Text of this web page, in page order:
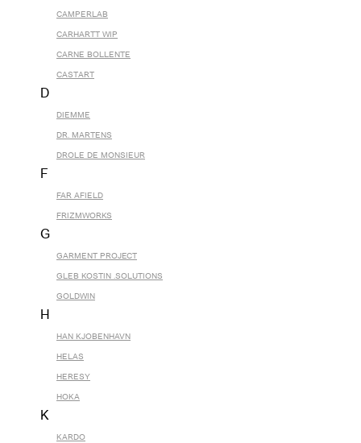
CAMPERLAB
CARHARTT WIP
CARNE BOLLENTE
CASTART
D
DIEMME
DR. MARTENS
DROLE DE MONSIEUR
F
FAR AFIELD
FRIZMWORKS
G
GARMENT PROJECT
GLEB KOSTIN .SOLUTIONS
GOLDWIN
H
HAN KJOBENHAVN
HELAS
HERESY
HOKA
K
KARDO